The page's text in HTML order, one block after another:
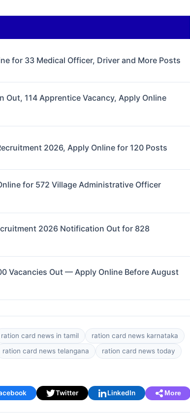
for 33 Medical Officer, Driver and More Posts
Out, 114 Apprentice Vacancy, Apply Online
2026, Apply Online for 120 Posts
for 572 Village Administrative Officer
2026 Notification Out for 828
Vacancies Out — Apply Online Before August
ration card news in tamil
ration card news karnataka
ration card news telangana
ration card news today
Twitter LinkedIn More